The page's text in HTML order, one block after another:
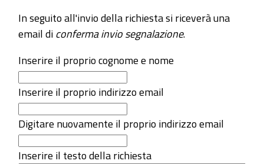
In seguito all'invio della richiesta si riceverà una
email diconferma invio segnalazione.
Inserire il proprio cognome e nome
Inserire il proprio indirizzo email
Digitare nuovamente il proprio indirizzo email
Inserire il testo della richiesta